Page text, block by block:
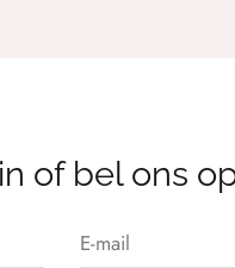
of bel ons
E-mail